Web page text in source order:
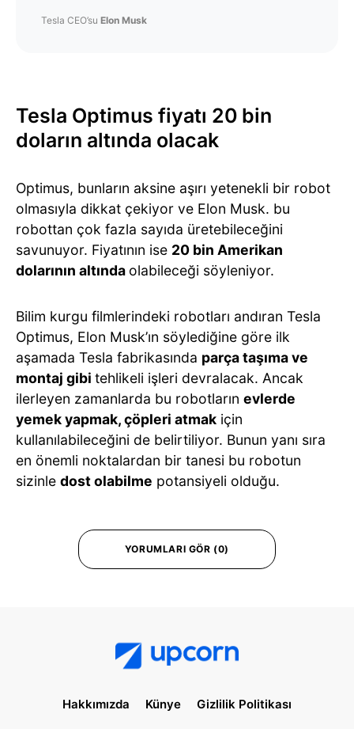
Tesla CEO’su Elon Musk
Tesla Optimus fiyatı 20 bin
doların altında olacak
Optimus, bunların aksine aşırı yetenekli bir robot
olmasıyla dikkat çekiyor ve Elon Musk. bu
robottan çok fazla sayıda üretebileceğini
savunuyor. Fiyatının ise 20 bin Amerikan
dolarının altında olabileceği söyleniyor.
Bilim kurgu filmlerindeki robotları andıran Tesla
Optimus, Elon Musk’ın söylediğine göre ilk
aşamada Tesla fabrikasında parça taşıma ve
montaj gibi tehlikeli işleri devralacak. Ancak
ilerleyen zamanlarda bu robotların evlerde
yemek yapmak, çöpleri atmak için
kullanılabileceğini de belirtiliyor. Bunun yanı sıra
en önemli noktalardan bir tanesi bu robotun
sizinle dost olabilme potansiyeli olduğu.
YORUMLARI GÖR (0)
Hakkımızda Künye Gizlilik Politikası